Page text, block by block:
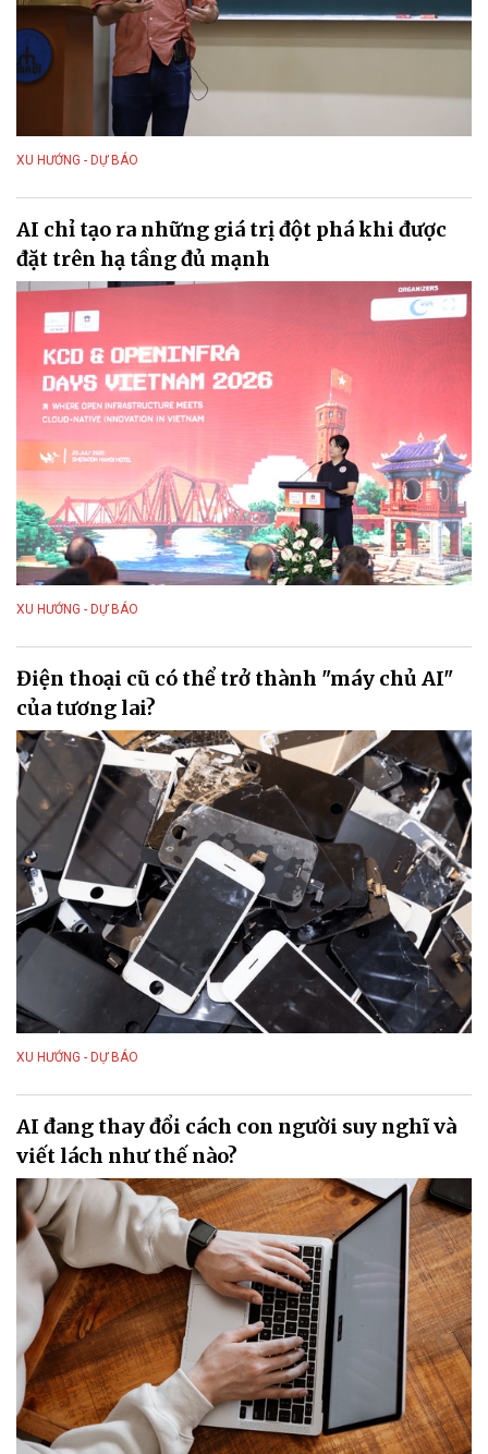
XU HƯỚNG - DỰ BÁO
AI chỉ tạo ra những giá trị đột phá khi được
đặt trên hạ tầng đủ mạnh
XU HƯỚNG - DỰ BÁO
Điện thoại cũ có thể trở thành "máy chủ AI"
của tương lai?
XU HƯỚNG - DỰ BÁO
AI đang thay đổi cách con người suy nghĩ và
viết lách như thế nào?